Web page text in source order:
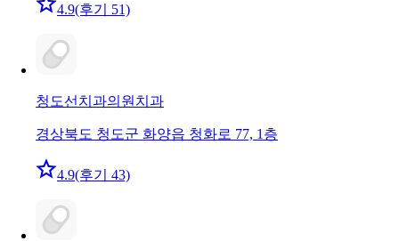
4.9(후기 51)
청도선치과의원 치과
경상북도 청도군 화양읍 청화로 77, 1층
4.9(후기 43)